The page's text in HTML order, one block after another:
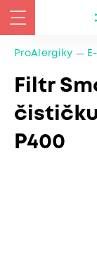
ProAlergiky
Filtr
P400